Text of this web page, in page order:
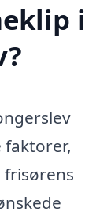
i
frisørens